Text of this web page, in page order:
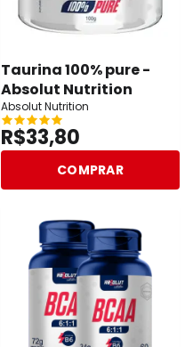
Taurina 100% pure -
Absolut Nutrition
Absolut Nutrition
R$33,80
COMPRAR